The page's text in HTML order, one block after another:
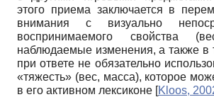
этого приема заключается в
внимания с визуально
воспринимаемого свойства
наблюдаемые изменения, а также в
при ответе не обязательно
«тяжесть» (вес, масса), которое
в его активном лексиконе [Kloos,